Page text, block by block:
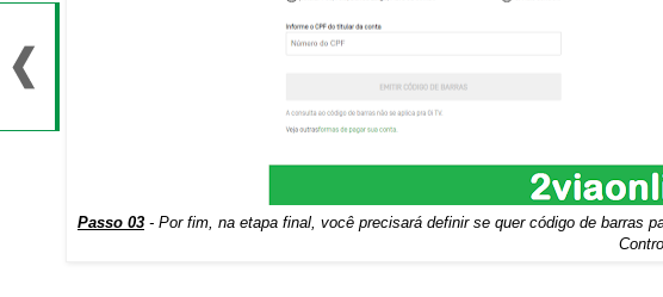
Passo 03 - Por fim, na etapa final, você precisará definir se quer código de barras